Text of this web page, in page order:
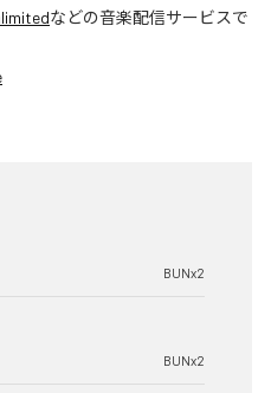
などの音楽配信サービスで
BUNx2
BUNx2